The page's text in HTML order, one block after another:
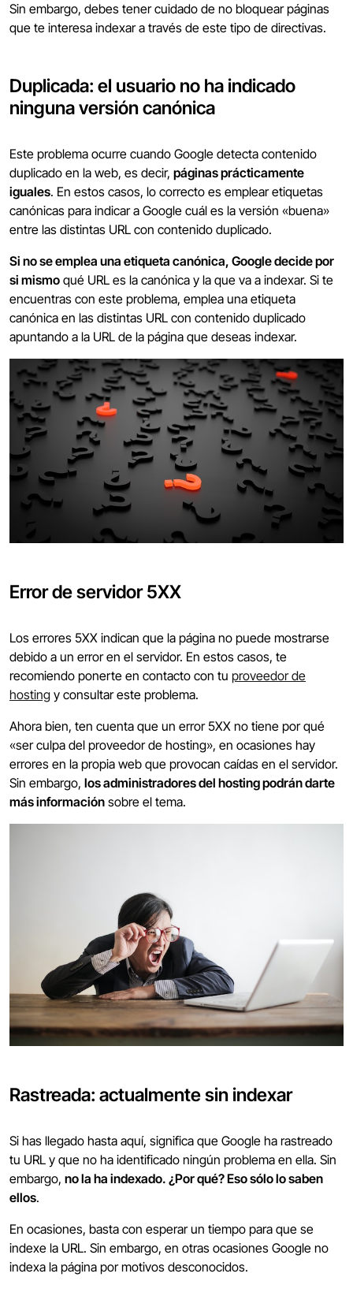
Sin embargo, debes tener cuidado de no bloquear páginas
que te interesa indexar a través de este tipo de directivas.
Duplicada: el usuario no ha indicado
ninguna versión canónica
Este problema ocurre cuando Google detecta contenido
duplicado en la web, es decir, páginas prácticamente
iguales. En estos casos, lo correcto es emplear etiquetas
canónicas para indicar a Google cuál es la versión «buena»
entre las distintas URL con contenido duplicado.
Si no se emplea una etiqueta canónica, Google decide por
si mismo qué URL es la canónica y la que va a indexar. Si te
encuentras con este problema, emplea una etiqueta
canónica en las distintas URL con contenido duplicado
apuntando a la URL de la página que deseas indexar.
Error de servidor 5XX
Los errores 5XX indican que la página no puede mostrarse
debido a un error en el servidor. En estos casos, te
recomiendo ponerte en contacto con tu proveedor de
hosting y consultar este problema.
Ahora bien, ten cuenta que un error 5XX no tiene por qué
«ser culpa del proveedor de hosting», en ocasiones hay
errores en la propia web que provocan caídas en el servidor.
Sin embargo, los administradores del hosting podrán darte
más información sobre el tema.
Rastreada: actualmente sin indexar
Si has llegado hasta aquí, significa que Google ha rastreado
tu URL y que no ha identificado ningún problema en ella. Sin
embargo, no la ha indexado. ¿Por qué? Eso sólo lo saben
ellos.
En ocasiones, basta con esperar un tiempo para que se
indexe la URL. Sin embargo, en otras ocasiones Google no
indexa la página por motivos desconocidos.